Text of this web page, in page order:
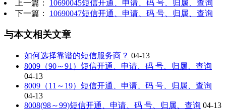
上一篇： 10690045短信开通、申请、码 号、归属、查询
下一篇： 10690047短信开通、申请、码 号、归属、查询
与本文相关文章
如何选择靠谱的短信服务商？ 04-13
8009（90～91）短信开通、申请、码 号、归属、查询
04-13
8009（11～19）短信开通、申请、码 号、归属、查询
04-13
8008(98～99)短信开通、申请、码 号、归属、查询 04-13